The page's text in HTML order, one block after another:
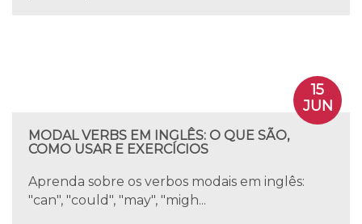
15
JUN
MODAL VERBS EM INGLÊS: O QUE SÃO,
COMO USAR E EXERCÍCIOS
Aprenda sobre os verbos modais em inglês:
"can", "could", "may", "migh...